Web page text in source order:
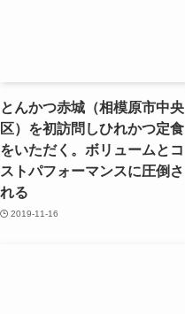
とんかつ赤城（相模原市中央
区）を初訪問しひれかつ定食
をいただく。ボリュームとコ
ストパフォーマンスに圧倒さ
れる
2019-11-16